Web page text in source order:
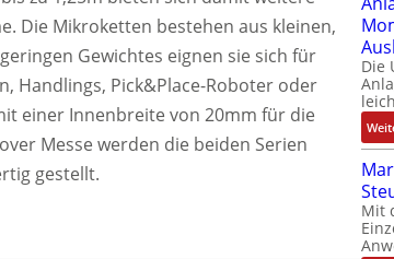
Die Mikroketten bestehen aus kleinen,
Gewichtes eignen sie sich für
Handlings, Pick&Place-Roboter oder
einer Innenbreite von 20mm für die
Messe werden die beiden Serien
gestellt.
Die
Mit